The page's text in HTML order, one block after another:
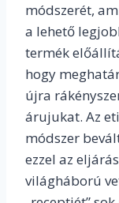
módszerét,
a lehető
termék
hogy
újra
árujukat. Az
módszer
ezzel az
világháború